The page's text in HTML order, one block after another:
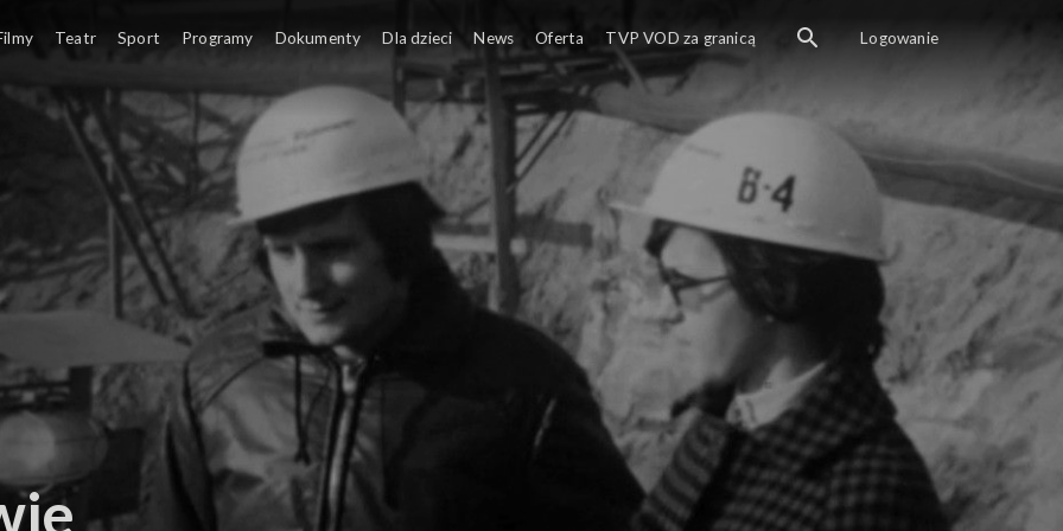
Teatr Sport Programy Dokumenty Dla dzieci News Oferta TVP VOD za granicą Logowanie